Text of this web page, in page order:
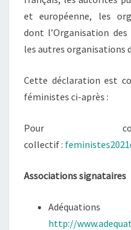
et européenne, les
dont l’Organisation des
les autres organisations
Cette déclaration est
féministes ci-après :
Pour
collectif :
Associations signataires
Adéquations
http://